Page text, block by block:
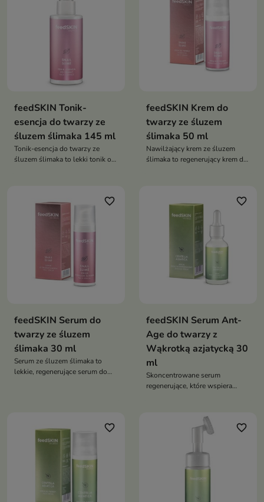
feedSKIN Tonik-
esencja do twarzy ze
śluzem ślimaka 145 ml
Tonik-esencja do twarzy ze
śluzem ślimaka to lekki tonik o
regenerację skóry po
oczyszczaniu
feedSKIN Krem do
twarzy ze śluzem
ślimaka 50 ml
Nawilżający krem ze śluzem
ślimaka to regenerujący krem do
favorite_border
feedSKIN Serum do
twarzy ze śluzem
ślimaka 30 ml
Serum ze śluzem ślimaka to
lekkie, regenerujące serum do
favorite_border
feedSKIN Serum Ant-
Age do twarzy z
Wąkrotką azjatycką 30
ml
Skoncentrowane serum
regenerujące, które wspiera
wzmacnia barierę ochronną
favorite_border favorite_border